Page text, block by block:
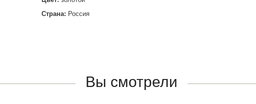
Страна: Россия
Вы смотрели